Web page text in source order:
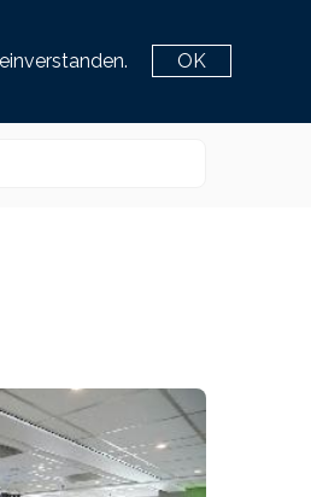
OK
+43 463 / 3870 777